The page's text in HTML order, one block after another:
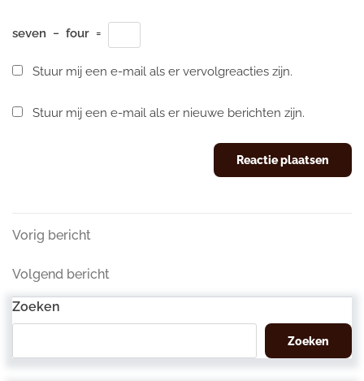
seven − four =
Stuur mij een e-mail als er vervolgreacties zijn.
Stuur mij een e-mail als er nieuwe berichten zijn.
Berichtnavigatie
Vorig
Vorig bericht
Volgend
bericht
Volgend bericht
Zoeken
Zoeken